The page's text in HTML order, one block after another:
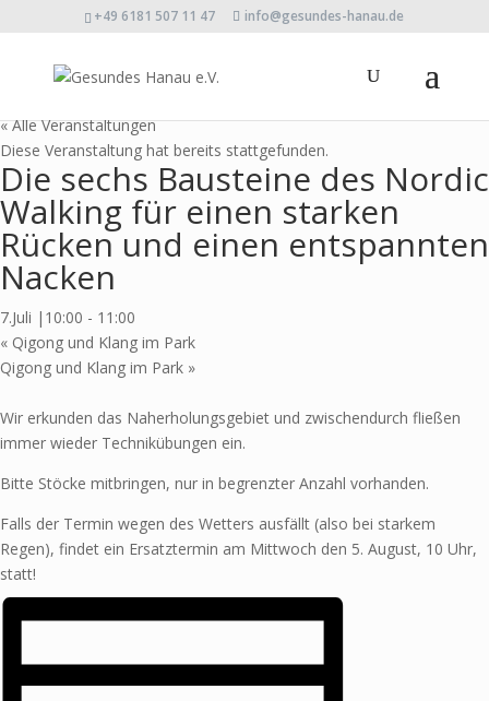
+49 6181 507 11 47 info@gesundes-hanau.de
« Alle Veranstaltungen
Diese Veranstaltung hat bereits stattgefunden.
Die sechs Bausteine des Nordic
Walking für einen starken
Rücken und einen entspannten
Nacken
7.Juli |10:00 - 11:00
« Qigong und Klang im Park
Qigong und Klang im Park »
Wir erkunden das Naherholungsgebiet und zwischendurch fließen
immer wieder Technikübungen ein.
Bitte Stöcke mitbringen, nur in begrenzter Anzahl vorhanden.
Falls der Termin wegen des Wetters ausfällt (also bei starkem
Regen), findet ein Ersatztermin am Mittwoch den 5. August, 10 Uhr,
statt!